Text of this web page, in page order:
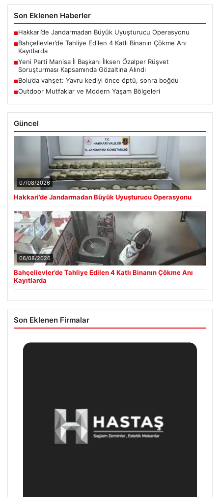
Son Eklenen Haberler
■Hakkari’de Jandarmadan Büyük Uyuşturucu Operasyonu
■Bahçelievler’de Tahliye Edilen 4 Katlı Binanın Çökme Anı
Kayıtlarda
■Yeni Parti Manisa İl Başkanı İlksen Özalper Rüşvet
Soruşturması Kapsamında Gözaltına Alındı
■Bolu’da vahşet: Yavru kediyi önce öptü, sonra boğdu
■Outdoor Mutfaklar ve Modern Yaşam Bölgeleri
Güncel
07/08/2026
Hakkari’de Jandarmadan Büyük Uyuşturucu Operasyonu
06/08/2026
Bahçelievler’de Tahliye Edilen 4 Katlı Binanın Çökme Anı
Kayıtlarda
Son Eklenen Firmalar